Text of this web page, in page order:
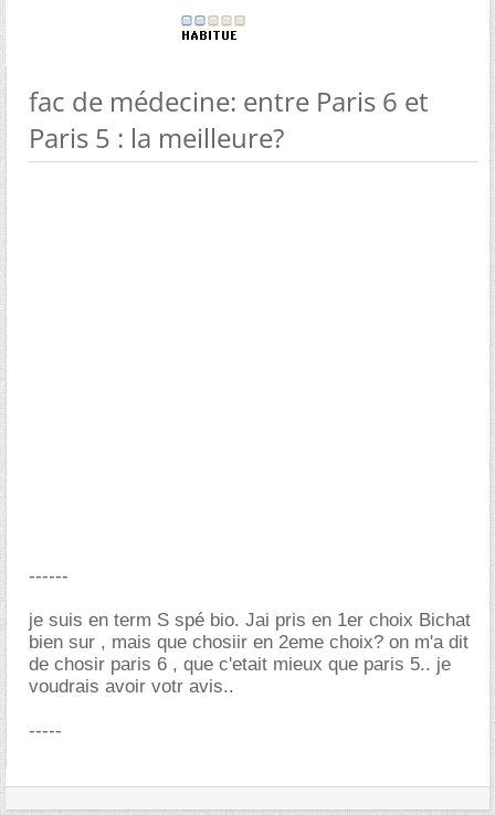
fac de médecine: entre Paris 6 et
Paris 5 : la meilleure?
------
je suis en term S spé bio. Jai pris en 1er choix Bichat
bien sur , mais que chosiir en 2eme choix? on m'a dit
de chosir paris 6 , que c'etait mieux que paris 5.. je
voudrais avoir votr avis..
-----